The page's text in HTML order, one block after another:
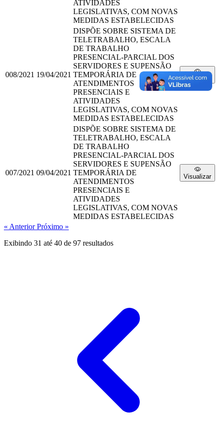
ATIVIDADES
LEGISLATIVAS, COM NOVAS
MEDIDAS ESTABELECIDAS
008/2021 19/04/2021
DISPÕE SOBRE SISTEMA DE
TELETRABALHO, ESCALA
DE TRABALHO
PRESENCIAL-PARCIAL DOS
SERVIDORES E SUPENSÃO
TEMPORÁRIA DE
ATENDIMENTOS
PRESENCIAIS E
ATIVIDADES
LEGISLATIVAS, COM NOVAS
MEDIDAS ESTABELECIDAS
Visualizar
007/2021 09/04/2021
DISPÕE SOBRE SISTEMA DE
TELETRABALHO, ESCALA
DE TRABALHO
PRESENCIAL-PARCIAL DOS
SERVIDORES E SUPENSÃO
TEMPORÁRIA DE
ATENDIMENTOS
PRESENCIAIS E
ATIVIDADES
LEGISLATIVAS, COM NOVAS
MEDIDAS ESTABELECIDAS
Visualizar
« AnteriorPróximo »
Exibindo 31 até 40 de 97 resultados